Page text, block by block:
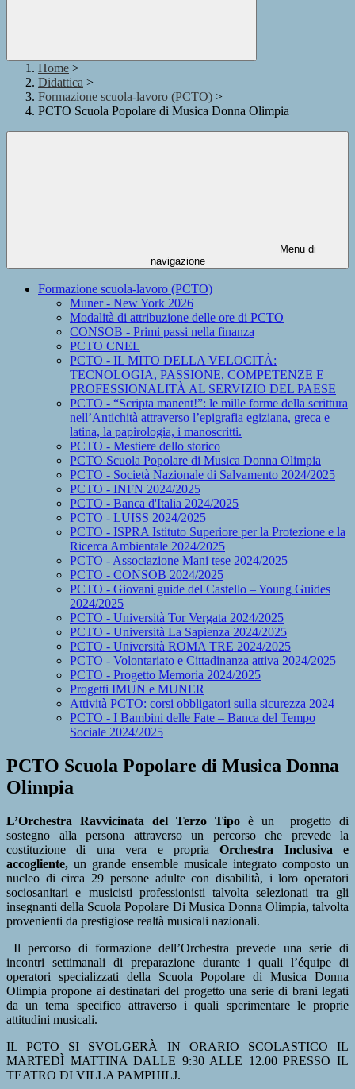
Home >
Didattica >
Formazione scuola-lavoro (PCTO) >
PCTO Scuola Popolare di Musica Donna Olimpia
Menu di
navigazione
Formazione scuola-lavoro (PCTO)
Muner - New York 2026
Modalità di attribuzione delle ore di PCTO
CONSOB - Primi passi nella finanza
PCTO CNEL
PCTO - IL MITO DELLA VELOCITÀ:
TECNOLOGIA, PASSIONE, COMPETENZE E
PROFESSIONALITÀ AL SERVIZIO DEL PAESE
PCTO - “Scripta manent!”: le mille forme della scrittura
nell’Antichità attraverso l’epigrafia egiziana, greca e
latina, la papirologia, i manoscritti.
PCTO - Mestiere dello storico
PCTO Scuola Popolare di Musica Donna Olimpia
PCTO - Società Nazionale di Salvamento 2024/2025
PCTO - INFN 2024/2025
PCTO - Banca d'Italia 2024/2025
PCTO - LUISS 2024/2025
PCTO - ISPRA Istituto Superiore per la Protezione e la
Ricerca Ambientale 2024/2025
PCTO - Associazione Mani tese 2024/2025
PCTO - CONSOB 2024/2025
PCTO - Giovani guide del Castello – Young Guides
2024/2025
PCTO - Università Tor Vergata 2024/2025
PCTO - Università La Sapienza 2024/2025
PCTO - Università ROMA TRE 2024/2025
PCTO - Volontariato e Cittadinanza attiva 2024/2025
PCTO - Progetto Memoria 2024/2025
Progetti IMUN e MUNER
Attività PCTO: corsi obbligatori sulla sicurezza 2024
PCTO - I Bambini delle Fate – Banca del Tempo
Sociale 2024/2025
PCTO Scuola Popolare di Musica Donna
Olimpia
L’Orchestra Ravvicinata del Terzo Tipo è un
progetto di
sostegno alla persona attraverso un percorso che prevede la
costituzione di una vera e propriaOrchestra Inclusiva e
accogliente, un grande ensemble musicale integrato composto un
nucleo di circa 29 persone adulte con disabilità, i loro operatori
sociosanitari e musicisti professionisti talvolta selezionati tra gli
insegnanti della Scuola Popolare Di Musica Donna Olimpia, talvolta
provenienti da prestigiose realtà musicali nazionali.
Il percorso di formazione dell’Orchestra prevede una serie di
incontri settimanali di preparazione durante i quali l’équipe di
operatori specializzati della Scuola Popolare di Musica Donna
Olimpia propone ai destinatari del progetto una serie di brani legati
da un tema specifico attraverso i quali sperimentare le proprie
attitudini musicali.
IL PCTO SI SVOLGERÀ IN ORARIO SCOLASTICO IL
MARTEDÌ MATTINA DALLE 9:30 ALLE 12.00 PRESSO IL
TEATRO DI VILLA PAMPHILJ.